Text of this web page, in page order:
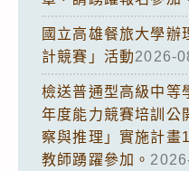
國立高雄餐旅大學辦
計競賽」活動2026-
檢送普通型高級中等
年度能力競賽培訓公
察與推理」實施計畫
教師踴躍參加。